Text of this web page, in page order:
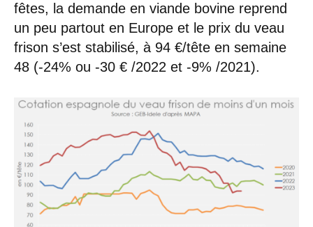
fêtes, la demande en viande bovine reprend
un peu partout en Europe et le prix du veau
frison s’est stabilisé, à 94 €/tête en semaine
48 (-24% ou -30 € /2022 et -9% /2021).